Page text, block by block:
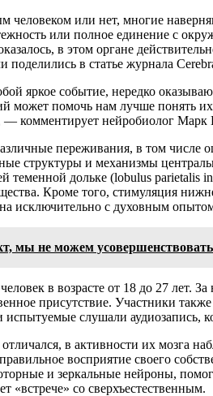
человеком или нет, многие
или полное единение с
в этом органе
поделились в статье журнала
яркое событие, нередко
может помочь нам лучше понять
комментирует нейробиолог Марк
переживания, в том
структуры и механизмы
дольке (lobulus parietalis
Кроме того, стимуляция
исключительно с духовным
мы не можем
в возрасте от 18 до 27
присутствие. Участники
слушали
в активности их мозга
восприятие своего
и зеркальные нейроны,
«встрече» со сверхъестественным.